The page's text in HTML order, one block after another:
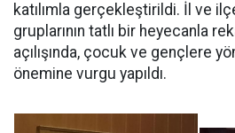
katılımla gerçekleştirildi. İl ve
gruplarının tatlı bir heyecanla
açılışında, çocuk ve gençlere
önemine vurgu yapıldı.